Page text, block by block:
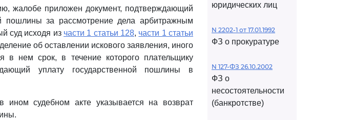
жалобе приложен документ, подтверждающий
пошлины за рассмотрение дела арбитражным
суд исходя из части 1 статьи 128, части 1 статьи
об оставлении искового заявления, иного
в нем срок, в течение которого плательщику
уплату государственной пошлины в
судебном акте указывается на возврат
юридических лиц
N 2202-1 от 17.01.1992
ФЗ о прокуратуре
N 127-ФЗ 26.10.2002
ФЗ о
несостоятельности
(банкротстве)